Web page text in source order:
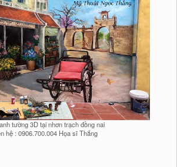
tường 3D tại nhơn trạch đồng nai
hệ : 0906.700.004 Họa sĩ Thắng